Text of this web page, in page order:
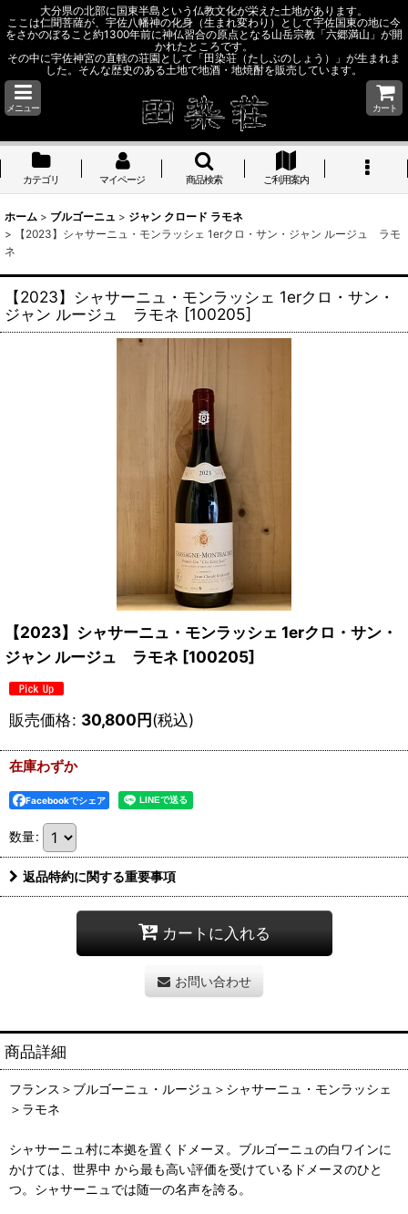
大分県の北部に国東半島という仏教文化が栄えた土地があります。
ここは仁聞菩薩が、宇佐八幡神の化身（生まれ変わり）として宇佐国東の地に今
をさかのぼること約1300年前に神仏習合の原点となる山岳宗教「六郷満山」が開
かれたところです。
その中に宇佐神宮の直轄の荘園として「田染荘（たしぶのしょう）」が生まれま
した。そんな歴史のある土地で地酒・地焼酎を販売しています。
メニュー カート
カテゴリ マイページ 商品検索 ご利用案内
ホーム > ブルゴーニュ > ジャン クロード ラモネ
>
【2023】シャサーニュ・モンラッシェ 1erクロ・サン・ジャン ルージュ ラモ
ネ
【2023】シャサーニュ・モンラッシェ 1erクロ・サン・
ジャン ルージュ ラモネ [100205]
【2023】シャサーニュ・モンラッシェ 1erクロ・サン・
ジャン ルージュ ラモネ [100205]
販売価格: 30,800円(税込)
在庫わずか
Facebookでシェア
数量:
返品特約に関する重要事項
カートに入れる
お問い合わせ
商品詳細
フランス＞ブルゴーニュ・ルージュ＞シャサーニュ・モンラッシェ
＞ラモネ
シャサーニュ村に本拠を置くドメーヌ。ブルゴーニュの白ワインに
かけては、世界中 から最も高い評価を受けているドメーヌのひと
つ。シャサーニュでは随一の名声を誇る。